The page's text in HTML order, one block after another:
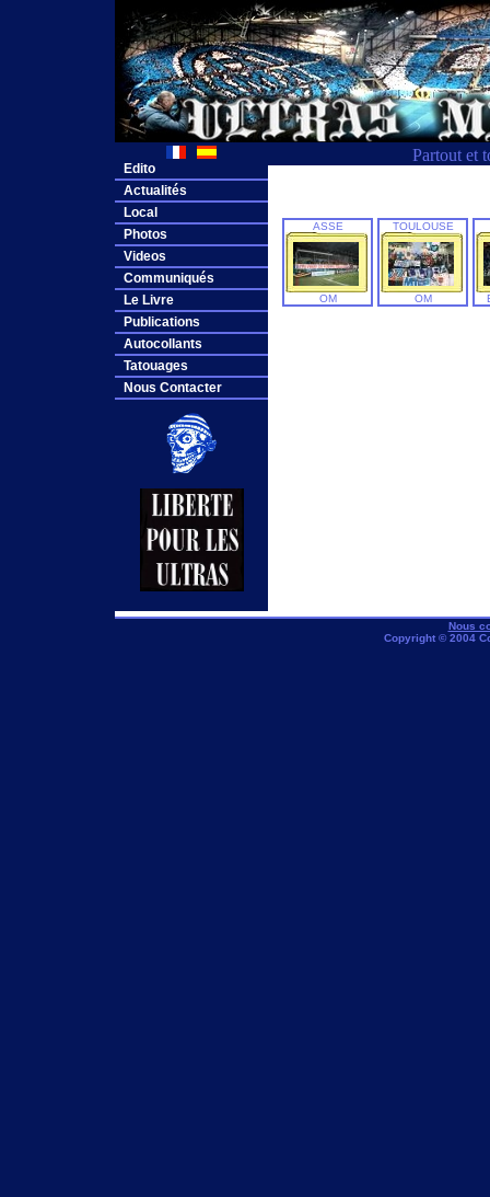
Partout et
Edito
Actualités
Local
Photos
Videos
Communiqués
Le Livre
Publications
Autocollants
Tatouages
Nous Contacter
ASSE
OM
TOULOUSE
OM
Nous
Copyright © 2004